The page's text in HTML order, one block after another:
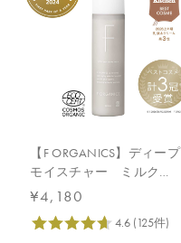
【F ORGANICS】ディープ
モイスチャー ミルク
120mL
¥4,180